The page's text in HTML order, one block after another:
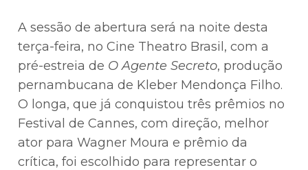
A sessão de abertura será na noite desta
terça-feira, no Cine Theatro Brasil, com a
pré-estreia de O Agente Secreto, produção
pernambucana de Kleber Mendonça Filho.
O longa, que já conquistou três prêmios no
Festival de Cannes, com direção, melhor
ator para Wagner Moura e prêmio da
crítica, foi escolhido para representar o